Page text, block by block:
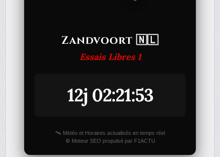
Zandvoort 🇳🇱
Essais Libres 1
12j 02:21:53
🛰️ Météo et Horaires actualisés en temps réel
⚙️ Moteur SEO propulsé par F1ACTU